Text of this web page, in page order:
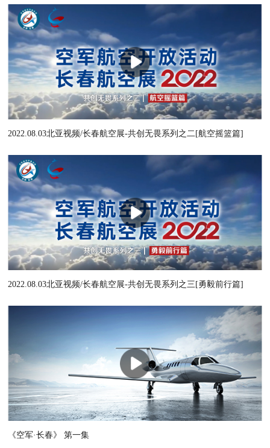
2022.08.03北亚视频/长春航空展-共创无畏系列之二[航空摇篮篇]
2022.08.03北亚视频/长春航空展-共创无畏系列之三[勇毅前行篇]
《空军·长春》 第一集